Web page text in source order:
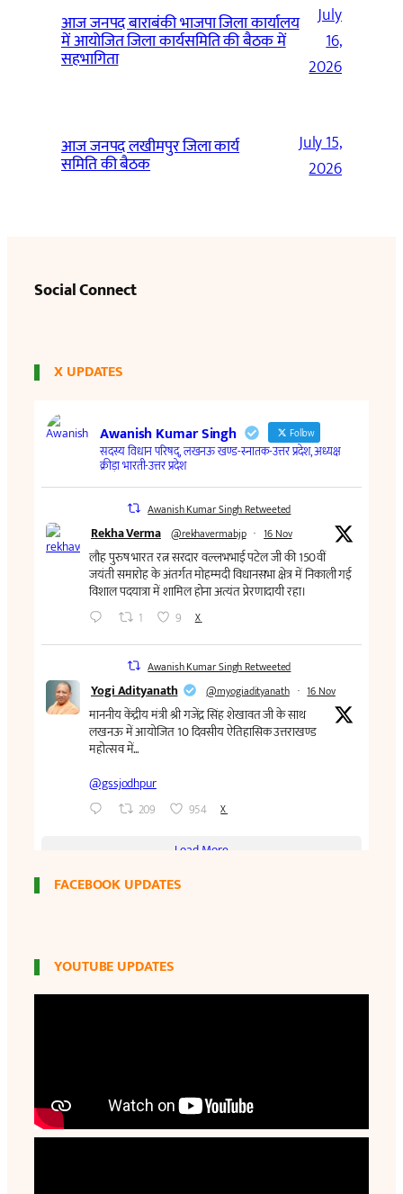
आज जनपद बाराबंकी भाजपा जिला कार्यालय
में आयोजित जिला कार्यसमिति की बैठक में
सहभागिता
July
16,
2026
आज जनपद लखीमपुर जिला कार्य
समिति की बैठक
July 15,
2026
Social Connect
X UPDATES
FACEBOOK UPDATES
YOUTUBE UPDATES